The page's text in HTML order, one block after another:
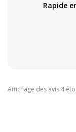
Rapide
Affichage des avis 4